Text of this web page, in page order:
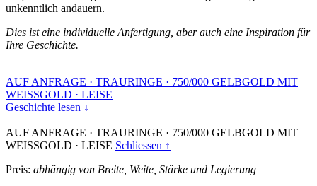
unkenntlich andauern.
Dies ist eine individuelle Anfertigung, aber auch eine Inspiration für
Ihre Geschichte.
AUF ANFRAGE · TRAURINGE · 750/000 GELBGOLD MIT
WEISSGOLD · LEISE
Geschichte lesen ↓
AUF ANFRAGE · TRAURINGE · 750/000 GELBGOLD MIT
WEISSGOLD · LEISE Schliessen ↑
Preis: abhängig von Breite, Weite, Stärke und Legierung